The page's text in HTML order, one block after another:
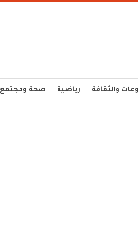
والثقافة رياضية صحة ومجتمع